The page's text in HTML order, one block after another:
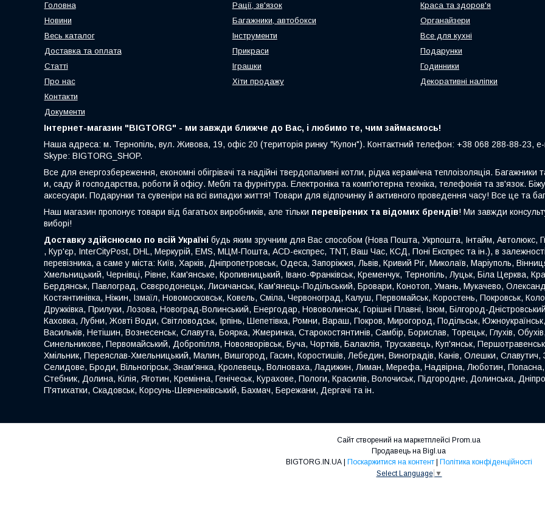
Головна
Новини
Весь каталог
Доставка та оплата
Статті
Про нас
Контакти
Документи
Рації, зв'язок
Багажники, автобокси
Інструменти
Прикраси
Іграшки
Хіти продажу
Краса та здоров'я
Органайзери
Все для кухні
Подарунки
Годинники
Декоративні наліпки
Інтернет-магазин "BIGTORG" - ми завжди ближче до Вас, і любимо те, чим займаємось!
Наша адреса: м. Тернопіль, вул. Живова, 19, офіс 20 (територія ринку "Купон"). Контактний телефон: +38 068 288-88-23,
Skype: BIGTORG_SHOP.
Все для енергозбереження, економні обігрівачі та надійні твердопаливні котли, рідка керамічна теплоізоляція.
и, саду й господарства, роботи й офісу. Меблі та фурнітура. Електроніка та комп'ютерна техніка, телефонія та зв'язок.
аксесуари. Подарунки та сувеніри на всі випадки життя! Товари для відпочинку й активного проведення часу! Все це та
Наш магазин пропонує товари від багатьох виробників, але тільки перевірених та відомих брендів! Ми завжди
виборі!
Доставку здійснюємо по всій Україні будь яким зручним для Вас способом (Нова Пошта, Укрпошта, Інтайм, Автолюкс,
, Кур'єр, InterCityPost, DHL, Меркурій, EMS, МЦМ-Пошта, ACD-експрес, TNT, Ваш Час, КСД, Поні Експрес та ін.), в
перевізника, а саме у міста: Київ, Харків, Дніпропетровськ, Одеса, Запоріжжя, Львів, Кривий Ріг, Миколаїв, Маріуполь,
Хмельницький, Чернівці, Рівне, Кам'янське, Кропивницький, Івано-Франківськ, Кременчук, Тернопіль, Луцьк, Біла Церква,
Бердянськ, Павлоград, Сєвєродонецьк, Лисичанськ, Кам'янець-Подільський, Бровари, Конотоп, Умань, Мукачево,
Костянтинівка, Ніжин, Ізмаїл, Новомосковськ, Ковель, Сміла, Червоноград, Калуш, Первомайськ, Коростень, Покровськ,
Дружківка, Прилуки, Лозова, Новоград-Волинський, Енергодар, Нововолинськ, Горішні Плавні, Ізюм, Білгород-
Каховка, Лубни, Жовті Води, Світловодськ, Ірпінь, Шепетівка, Ромни, Вараш, Покров, Мирогород, Подільськ,
Васильків, Нетішин, Вознесенськ, Славута, Боярка, Жмеринка, Старокостянтинів, Самбір, Борислав, Торецьк, Глухів,
Синельникове, Первомайський, Добропілля, Новояворівськ, Буча, Чортків, Балаклія, Трускавець, Куп'янськ,
Хмільник, Переяслав-Хмельницький, Малин, Вишгород, Гасин, Коростишів, Лебедин, Виноградів, Канів, Олешки, Славутич,
Селидове, Броди, Вільногірськ, Знам'янка, Кролевець, Волноваха, Ладижин, Лиман, Мерефа, Надвірна, Люботин,
Стебник, Долина, Кілія, Яготин, Кремінна, Генічеськ, Курахове, Пологи, Красилів, Волочиськ, Підгородне, Долинська,
П'ятихатки, Скадовськ, Корсунь-Шевченківський, Бахмач, Бережани, Дергачі та ін.
Сайт створений на маркетплейсі Prom.ua
Продавець на Bigl.ua
Поскаржитися на контент
Політика конфіденційності
Select Language ▼